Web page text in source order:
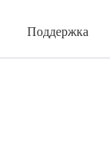
Поддержка